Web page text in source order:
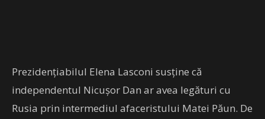
Prezidențiabilul Elena Lasconi susține că
independentul Nicușor Dan ar avea legături cu
Rusia prin intermediul afaceristului Matei Păun. De